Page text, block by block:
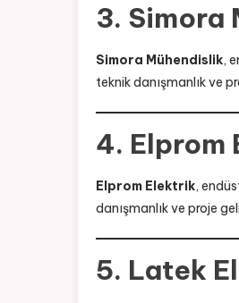
3. Simora
Simora Mühendislik,
teknik danışmanlık ve
4. Elprom
Elprom Elektrik,
danışmanlık ve proje
5. Latek